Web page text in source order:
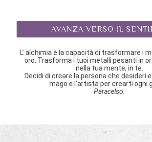
AVANZA VERSO IL
L’ alchimia è la capacità di trasformare i
oro. Trasforma i tuoi metalli pesanti in
nella tua mente, in te.
Decidi di creare la persona che desideri
mago e l’artista per crearti ogni
Paracelso.